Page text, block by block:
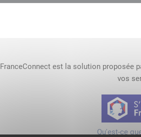
FranceConnect est la solution proposée
vos
Qu'est-ce